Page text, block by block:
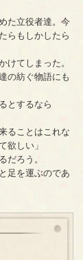
た立役者達。今
らもしかしたら
けてしまった。
の紡ぐ物語にも
とするなら
ることはこれな
欲しい」
だろう。
足を運ぶのであ